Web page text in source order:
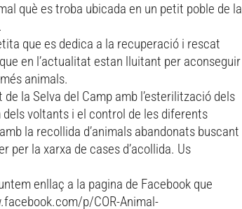
què es troba ubicada en un petit poble de la
que es dedica a la recuperació i rescat
en l’actualitat estan lluitant per aconseguir
animals.
de la Selva del Camp amb l’esterilització dels
voltants i el control de les diferents
la recollida d’animals abandonats buscant
per la xarxa de cases d’acollida. Us
enllaç a la pagina de Facebook que
p/COR-Animal-